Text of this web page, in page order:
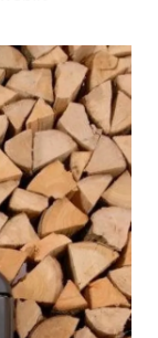
Scale
Interni
Cotto